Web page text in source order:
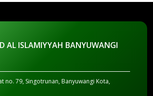
AL ISLAMIYYAH BANYUWANGI
no. 79, Singotrunan, Banyuwangi Kota,